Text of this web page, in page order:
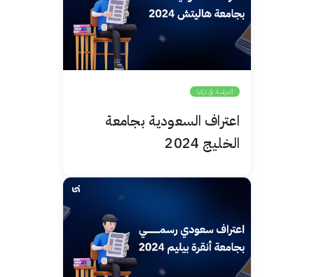
الدراسة في تركيا
اعتراف السعودية بجامعة
الخليج 2024